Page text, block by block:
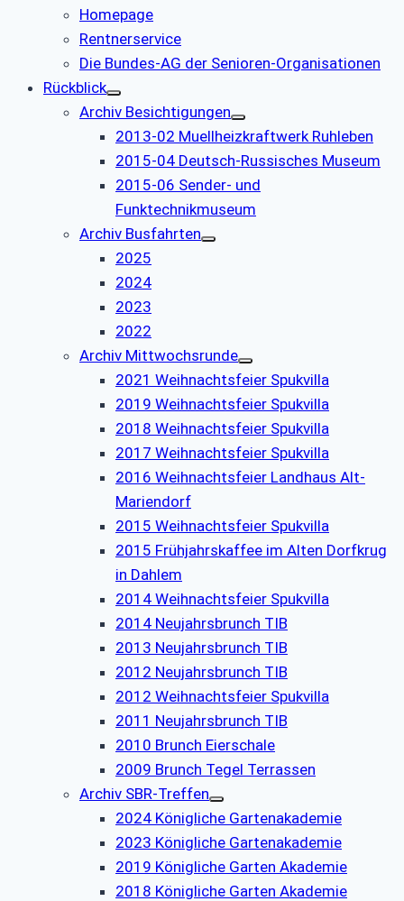
Homepage
Rentnerservice
Die Bundes-AG der Senioren-Organisationen
Rückblick
Archiv Besichtigungen
2013-02 Muellheizkraftwerk Ruhleben
2015-04 Deutsch-Russisches Museum
2015-06 Sender- und
Funktechnikmuseum
Archiv Busfahrten
2025
2024
2023
2022
Archiv Mittwochsrunde
2021 Weihnachtsfeier Spukvilla
2019 Weihnachtsfeier Spukvilla
2018 Weihnachtsfeier Spukvilla
2017 Weihnachtsfeier Spukvilla
2016 Weihnachtsfeier Landhaus Alt-
Mariendorf
2015 Weihnachtsfeier Spukvilla
2015 Frühjahrskaffee im Alten Dorfkrug
in Dahlem
2014 Weihnachtsfeier Spukvilla
2014 Neujahrsbrunch TIB
2013 Neujahrsbrunch TIB
2012 Neujahrsbrunch TIB
2012 Weihnachtsfeier Spukvilla
2011 Neujahrsbrunch TIB
2010 Brunch Eierschale
2009 Brunch Tegel Terrassen
Archiv SBR-Treffen
2024 Königliche Gartenakademie
2023 Königliche Gartenakademie
2019 Königliche Garten Akademie
2018 Königliche Garten Akademie